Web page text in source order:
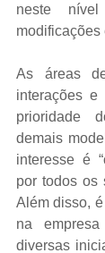
neste nível
modificações
As áreas
interações
prioridade
demais
interesse é
por todos os
Além disso,
na
diversas